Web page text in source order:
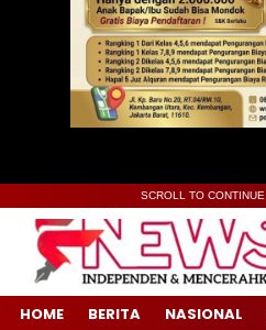
SCROLL TO
HOME BERITA NASIONAL